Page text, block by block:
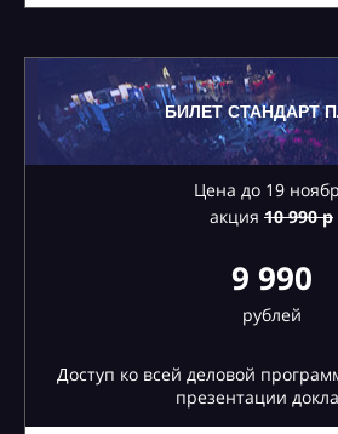
БИЛЕТ СТАНДАРТ
Цена до 19
акция 10990 р
9 990
рублей
Доступ ко всей деловой
презентации